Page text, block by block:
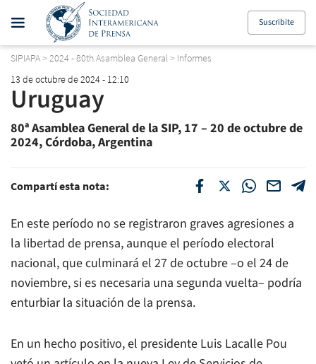
Suscribite
SIPIAPA> 2024 - 80th Asamblea General> Informes
13 de octubre de 2024 - 12:10
Uruguay
80ª Asamblea General de la SIP, 17 – 20 de octubre de
2024, Córdoba, Argentina
Compartí esta nota:
En este período no se registraron graves agresiones a
la libertad de prensa, aunque el período electoral
nacional, que culminará el 27 de octubre –o el 24 de
noviembre, si es necesaria una segunda vuelta– podría
enturbiar la situación de la prensa.
En un hecho positivo, el presidente Luis Lacalle Pou